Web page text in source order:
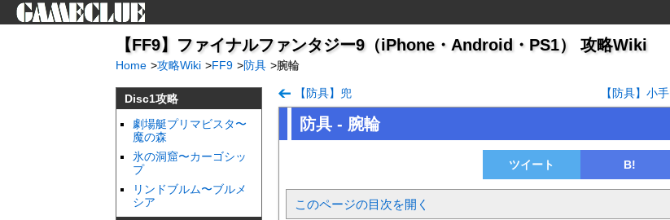
【FF9】ファイナルファンタジー9（iPhone・Android・PS1） 攻略Wiki
Home >攻略Wiki >FF9 >防具 >腕輪
Disc1攻略
劇場艇プリマビスタ〜
魔の森
氷の洞窟〜カーゴシッ
プ
リンドブルム〜ブルメ
シア
【防具】兜 【防具】小手
防具 - 腕輪
ツイート B!
このページの目次を開く